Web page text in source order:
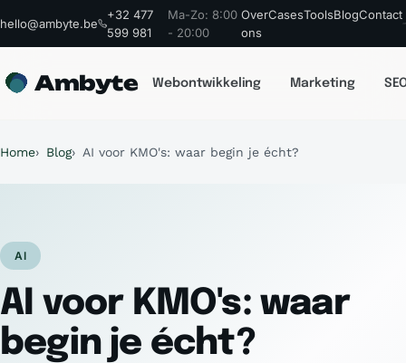
hello@ambyte.be
+32 477
599 981
Ma-Zo: 8:00
- 20:00
Over
ons
CasesToolsBlogContact
Ambyte Webontwikkeling Marketing
Home Blog AI voor KMO's: waar begin je écht?
AI
AI voor KMO's: waar
begin je écht?